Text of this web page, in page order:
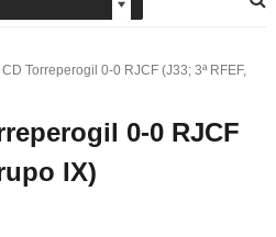
Torreperogil 0-0 RJCF (J33; 3ª RFEF,
0-0 RJCF
IX)